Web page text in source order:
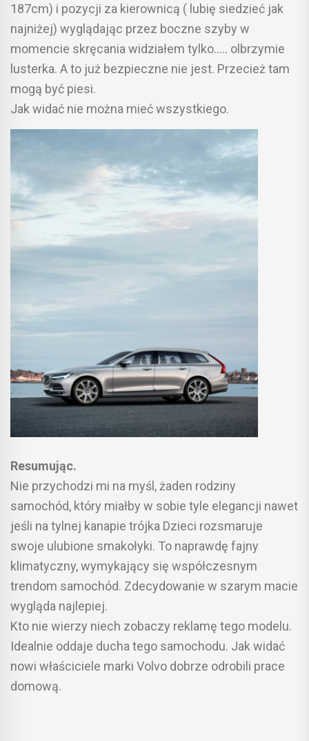
187cm) i pozycji za kierownicą ( lubię siedzieć jak
najniżej) wyglądając przez boczne szyby w
momencie skręcania widziałem tylko….. olbrzymie
lusterka. A to już bezpieczne nie jest. Przecież tam
mogą być piesi.
Jak widać nie można mieć wszystkiego.
Resumując.
Nie przychodzi mi na myśl, żaden rodziny
samochód, który miałby w sobie tyle elegancji nawet
jeśli na tylnej kanapie trójka Dzieci rozsmaruje
swoje ulubione smakołyki. To naprawdę fajny
klimatyczny, wymykający się współczesnym
trendom samochód. Zdecydowanie w szarym macie
wygląda najlepiej.
Kto nie wierzy niech zobaczy reklamę tego modelu.
Idealnie oddaje ducha tego samochodu. Jak widać
nowi właściciele marki Volvo dobrze odrobili prace
domową.